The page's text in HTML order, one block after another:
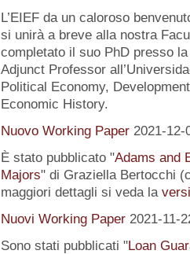
L’EIEF da un caloroso
si unirà a breve alla nostra
completato il suo PhD presso
Adjunct Professor
Political Economy,
Economic History.
Nuovo Working Paper 2021-12-
È stato pubblicato "Adams and
Majors" di Graziella Bertocchi
maggiori dettagli si veda la
Nuovi Working Paper 2021-11-
Sono stati pubblicati "Loan